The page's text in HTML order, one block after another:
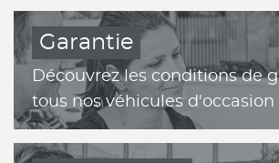
Garantie
Découvrez les conditions de
tous nos véhicules d'occasion